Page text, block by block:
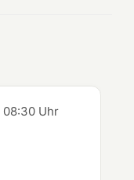
08:30 Uhr